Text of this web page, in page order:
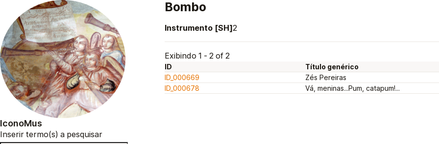
IconoMus
Inserir termo(s) a pesquisar
Bombo
Instrumento [SH]2
Exibindo 1 - 2 of 2
ID
Título genérico
ID_000669
Zés Pereiras
ID_000678
Vá, meninas...Pum, catapum!...